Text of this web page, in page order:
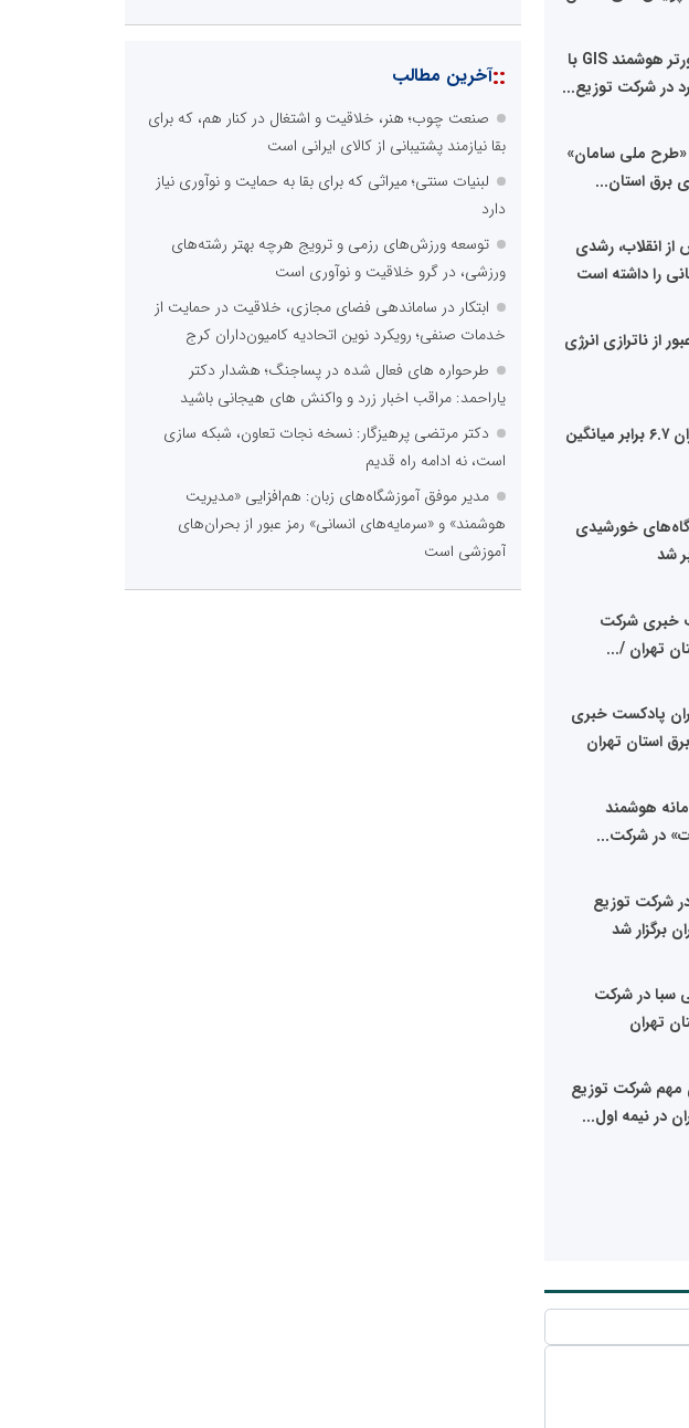
تهیه و راه‌اندازی کانورتر هوشمند GIS با
در شرکت توزیع...
«طرح ملی سامان»
برق استان...
انقلاب، رشدی
را داشته است
از ناترازی انرژی
شتاب توسعه برق ایران ۶.۷ برابر میانگین
خورشیدی
خبری شرکت
تهران /...
پادکست خبری
استان تهران
هوشمند
در شرکت...
شرکت توزیع
برگزار شد
سبا در شرکت
تهران
مهم شرکت توزیع
در نیمه اول...
::آخرین مطالب
صنعت چوب؛ هنر، خلاقیت و اشتغال در کنار هم، که برای
بقا نیازمند پشتیبانی از کالای ایرانی است
لبنیات سنتی؛ میراثی که برای بقا به حمایت و نوآوری نیاز
دارد
توسعه ورزش‌های رزمی و ترویج هرچه بهتر رشته‌های
ورزشی، در گرو خلاقیت و نوآوری است
ابتکار در ساماندهی فضای مجازی، خلاقیت در حمایت از
خدمات صنفی؛ رویکرد نوین اتحادیه کامیون‌داران کرج
طرحواره های فعال شده در پساجنگ؛ هشدار دکتر
یاراحمد: مراقب اخبار زرد و واکنش های هیجانی باشید
دکتر مرتضی پرهیزگار: نسخه نجات تعاون، شبکه سازی
است، نه ادامه راه قدیم
مدیر موفق آموزشگاه‌های زبان: هم‌افزایی «مدیریت
هوشمند» و «سرمایه‌های انسانی» رمز عبور از بحران‌های
آموزشی است